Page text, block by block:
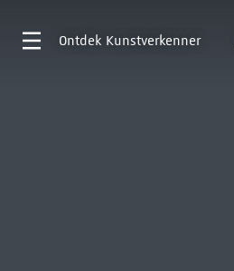
Ontdek Kunstverkenner